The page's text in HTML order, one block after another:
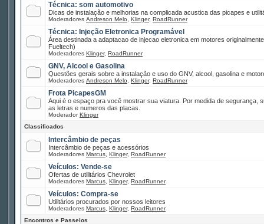
Técnica: som automotivo
Dicas de instalação e melhorias na complicada acustica das picapes e
Moderadores Andreson Melo Klinger, RoadRunner
Técnica: Injeção Eletronica Programável
Área destinada a adaptacao de injecao eletronica em motores
Fueltech)
Moderadores Klinger, RoadRunner
GNV, Alcool e Gasolina
Questões gerais sobre a instalação e uso do GNV, alcool, gasolina e
Moderadores Andreson Melo Klinger, RoadRunner
Frota PicapesGM
Aqui é o espaço pra você mostrar sua viatura. Por medida de segurança,
as letras e numeros das placas.
ModeradorKlinger
Classificados
Intercâmbio de peças
Intercâmbio de peças e acessórios
Moderadores Marcus Klinger, RoadRunner
Veículos: Vende-se
Ofertas de utilitários Chevrolet
Moderadores Marcus Klinger, RoadRunner
Veículos: Compra-se
Utilitários procurados por nossos leitores
Moderadores Marcus Klinger, RoadRunner
Encontros e Passeios